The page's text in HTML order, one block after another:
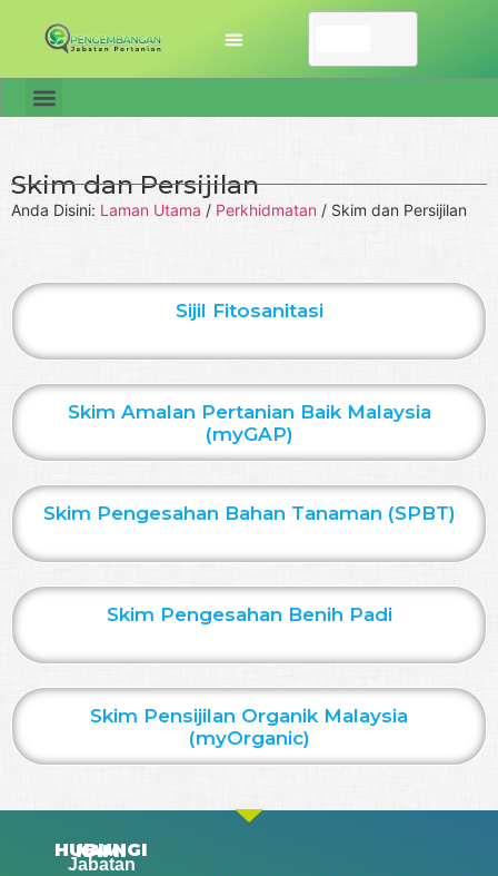
Skim dan Persijilan
Anda Disini: Laman Utama / Perkhidmatan / Skim dan Persijilan
Sijil Fitosanitasi
Skim Amalan Pertanian Baik Malaysia
(myGAP)
Skim Pengesahan Bahan Tanaman (SPBT)
Skim Pengesahan Benih Padi
Skim Pensijilan Organik Malaysia
(myOrganic)
HUBUNGI KAMI
Jabatan